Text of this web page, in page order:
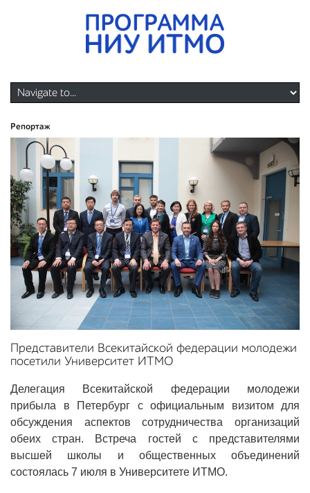
Репортаж
Представители Всекитайской федерации молодежи
посетили Университет ИТМО
Делегация Всекитайской федерации молодежи
прибыла в Петербург с официальным визитом для
обсуждения аспектов сотрудничества организаций
обеих стран. Встреча гостей с представителями
высшей школы и общественных объединений
состоялась 7 июля в Университете ИТМО.